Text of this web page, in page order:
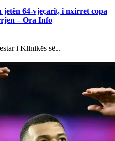
jetën 64-vjeçarit, i nxirret copa
– Ora Info
i Klinikës së...